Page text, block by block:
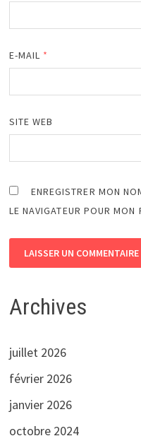
E-MAIL *
SITE WEB
ENREGISTRER MON
LE NAVIGATEUR POUR MON
Archives
juillet 2026
février 2026
janvier 2026
octobre 2024